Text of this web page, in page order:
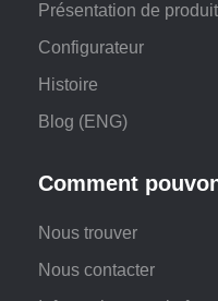
Présentation de produit
Configurateur
Histoire
Blog (ENG)
Comment
Nous trouver
Nous contacter